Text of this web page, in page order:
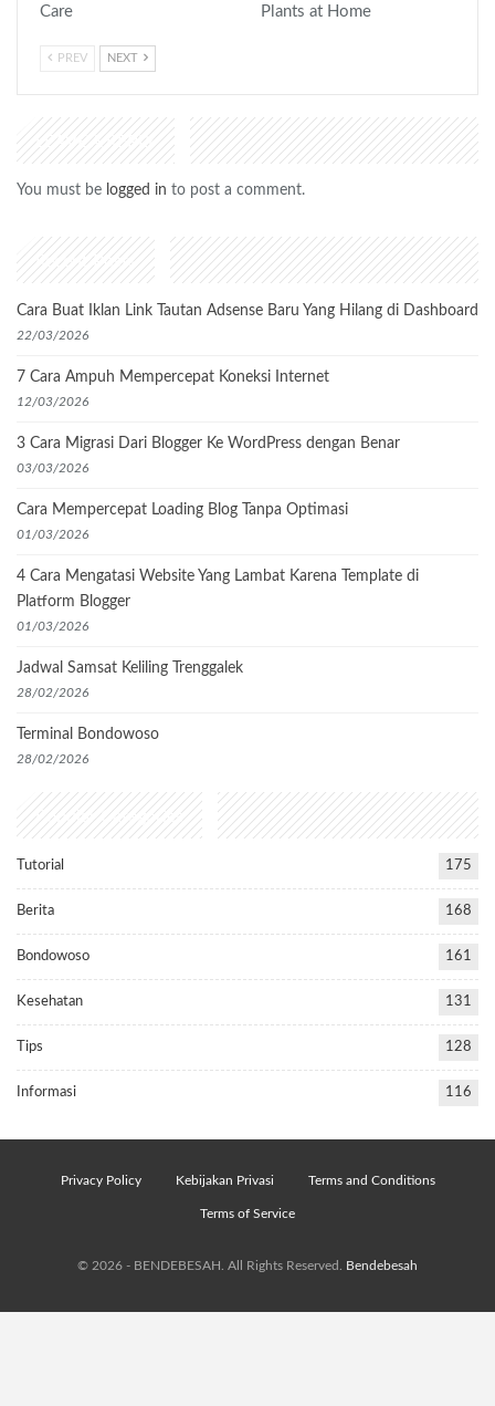
Care
Plants at Home
PREV NEXT
LEAVE A REPLY
You must be logged in to post a comment.
Recent Posts
Cara Buat Iklan Link Tautan Adsense Baru Yang Hilang di Dashboard
22/03/2026
7 Cara Ampuh Mempercepat Koneksi Internet
12/03/2026
3 Cara Migrasi Dari Blogger Ke WordPress dengan Benar
03/03/2026
Cara Mempercepat Loading Blog Tanpa Optimasi
01/03/2026
4 Cara Mengatasi Website Yang Lambat Karena Template di
Platform Blogger
01/03/2026
Jadwal Samsat Keliling Trenggalek
28/02/2026
Terminal Bondowoso
28/02/2026
Popular Categories
Tutorial 175
Berita 168
Bondowoso 161
Kesehatan 131
Tips 128
Informasi 116
Privacy Policy Kebijakan Privasi Terms and Conditions
Terms of Service
© 2026 - BENDEBESAH. All Rights Reserved. Bendebesah